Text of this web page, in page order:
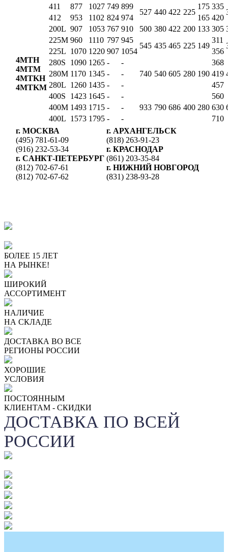
411
877 1027 749 899
527 440 422 225
175 335
412 953 1102 824 974 165 420
4MTH
4MTM
4MTKH
4MTKM
200L 907 1053 767 910 500 380 422 200 133 305
225M 960 1110 797 945
545 435 465 225 149
311
225L 1070 1220 907 1054
356
280S
1090 1265 -
-
740 540 605 280 190
368
280M 1170 1345 - -
419
280L 1260 1435 - -
457
400S
1423 1645 -
-
933 790 686 400 280
560
400M 1493 1715 - -
630
400L 1573 1795 - -
710
г. МОСКВА
(495) 781-61-09
(916) 232-53-34
г. CАНКТ-ПЕТЕРБУРГ
(812) 702-67-61
(812) 702-67-62
г. АРХАНГЕЛЬСК
(818) 263-91-23
г. КРАСНОДАР
(861) 203-35-84
г. НИЖНИЙ НОВГОРОД
(831) 238-93-28
БОЛЕЕ 15 ЛЕТ
НА РЫНКЕ!
ШИРОКИЙ
АССОРТИМЕНТ
НАЛИЧИЕ
НА СКЛАДЕ
ДОСТАВКА ВО ВСЕ
РЕГИОНЫ РОССИИ
ХОРОШИЕ
УСЛОВИЯ
ПОСТОЯННЫМ
КЛИЕНТАМ - СКИДКИ
ДОСТАВКА ПО ВСЕЙ
РОССИИ